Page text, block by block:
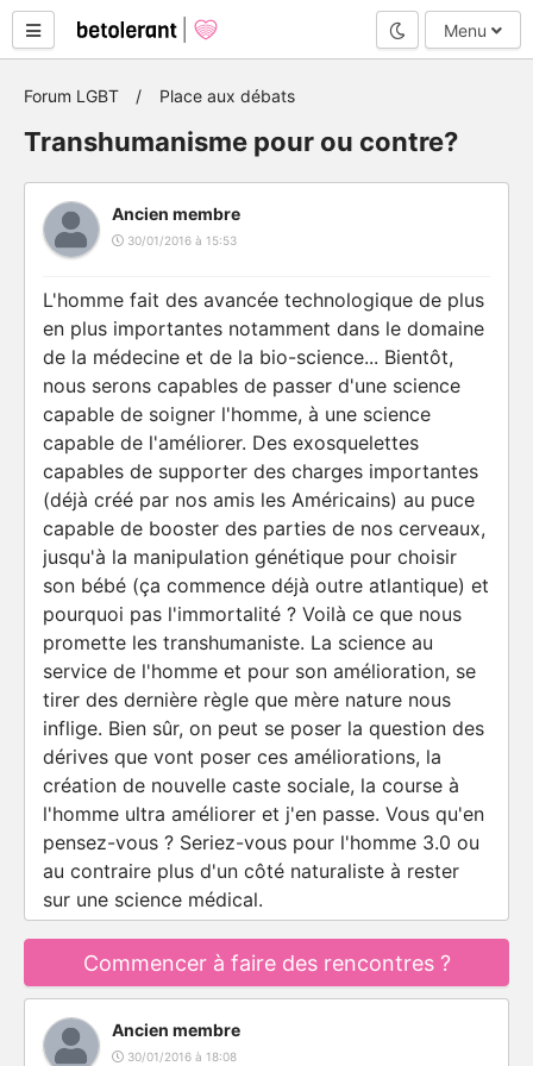
Mode nuit
Menu
Forum LGBT Place aux débats
Transhumanisme pour ou contre?
Ancien membre
30/01/2016 à 15:53
L'homme fait des avancée technologique de plus
en plus importantes notamment dans le domaine
de la médecine et de la bio-science... Bientôt,
nous serons capables de passer d'une science
capable de soigner l'homme, à une science
capable de l'améliorer. Des exosquelettes
capables de supporter des charges importantes
(déjà créé par nos amis les Américains) au puce
capable de booster des parties de nos cerveaux,
jusqu'à la manipulation génétique pour choisir
son bébé (ça commence déjà outre atlantique) et
pourquoi pas l'immortalité ? Voilà ce que nous
promette les transhumaniste. La science au
service de l'homme et pour son amélioration, se
tirer des dernière règle que mère nature nous
inflige. Bien sûr, on peut se poser la question des
dérives que vont poser ces améliorations, la
création de nouvelle caste sociale, la course à
l'homme ultra améliorer et j'en passe. Vous qu'en
pensez-vous ? Seriez-vous pour l'homme 3.0 ou
au contraire plus d'un côté naturaliste à rester
sur une science médical.
Commencer à faire des rencontres ?
Ancien membre
30/01/2016 à 18:08